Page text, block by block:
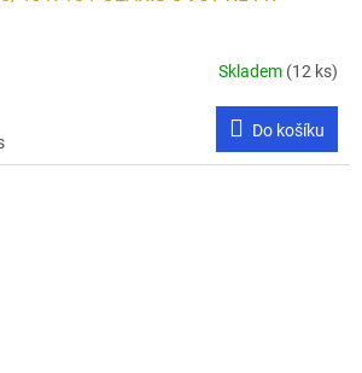
Skladem (12 ks)
Do košíku